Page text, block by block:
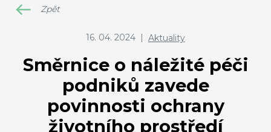
Zpět
16. 04. 2024 | Aktuality
Směrnice o náležité péči
podniků zavede
povinnosti ochrany
životního prostředí